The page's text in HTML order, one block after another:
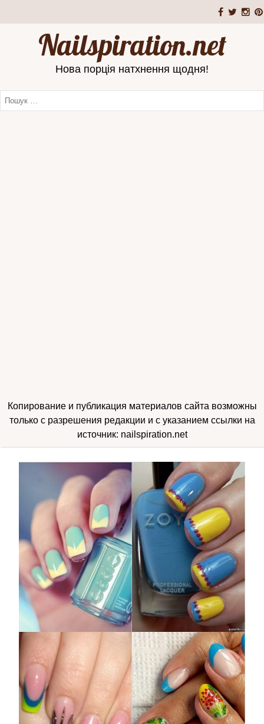
Nailspiration.net
Нова порція натхнення щодня!
Копирование и публикация материалов сайта возможны
только с разрешения редакции и с указанием ссылки на
источник: nailspiration.net